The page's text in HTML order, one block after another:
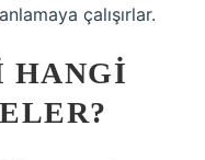
çalışırlar.
HANGI